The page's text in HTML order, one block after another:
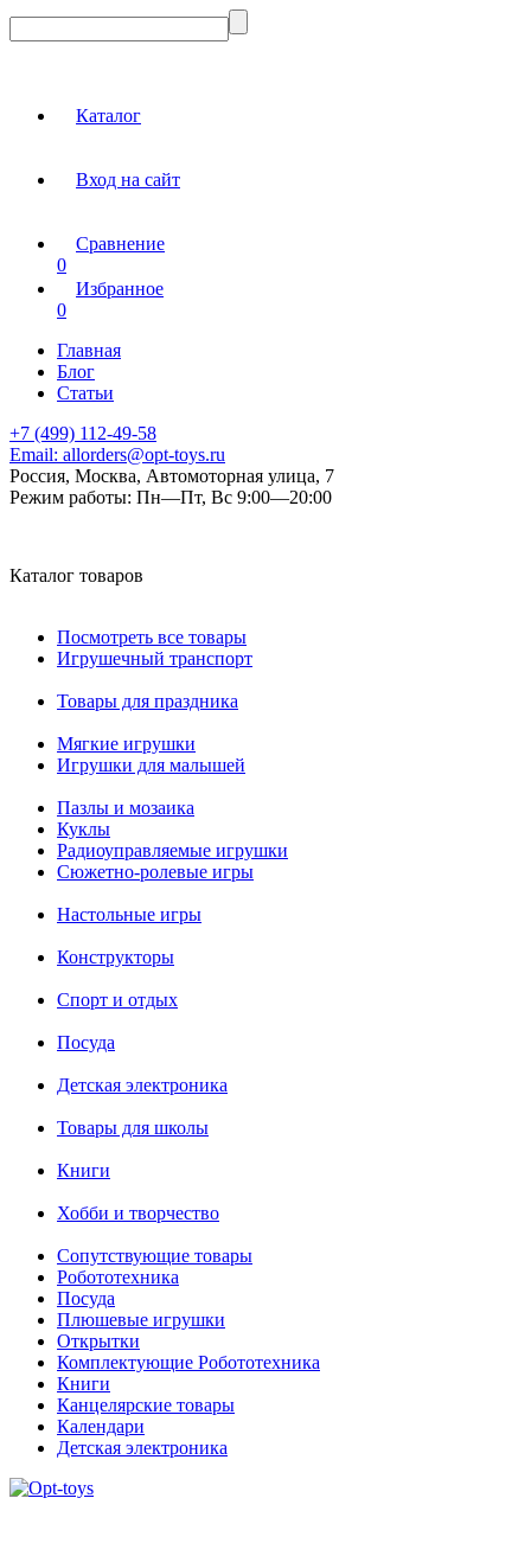
Каталог
Вход на сайт
Сравнение
0
Избранное
0
Главная
Блог
Статьи
+7 (499) 112-49-58
Email: allorders@opt-toys.ru
Россия, Москва, Автомоторная улица, 7
Режим работы: Пн—Пт, Вс 9:00—20:00
Каталог товаров
Посмотреть все товары
Игрушечный транспорт
Товары для праздника
Мягкие игрушки
Игрушки для малышей
Пазлы и мозаика
Куклы
Радиоуправляемые игрушки
Сюжетно-ролевые игры
Настольные игры
Конструкторы
Спорт и отдых
Посуда
Детская электроника
Товары для школы
Книги
Хобби и творчество
Сопутствующие товары
Робототехника
Посуда
Плюшевые игрушки
Открытки
Комплектующие Робототехника
Книги
Канцелярские товары
Календари
Детская электроника